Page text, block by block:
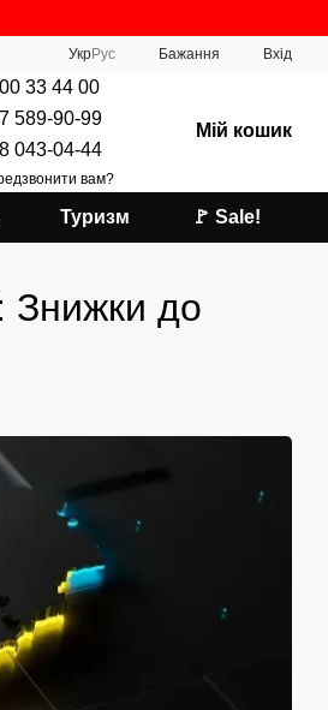
УкрРус Бажання Вхід
33 44 00
589-90-99
043-04-44
вам?
Мій кошик
Туризм 🚩 Sale!
Знижки до